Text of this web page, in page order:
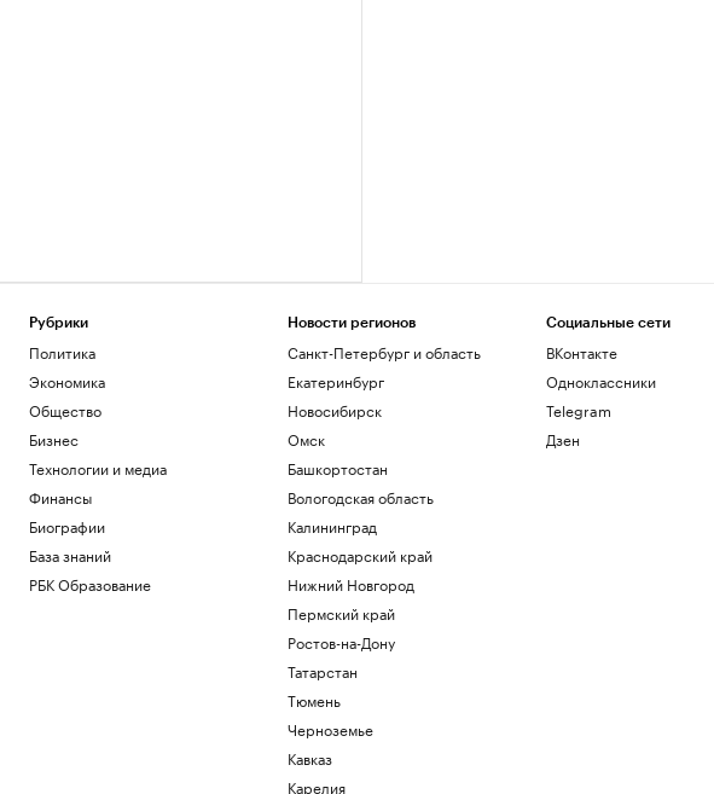
Рубрики
Политика
Экономика
Общество
Бизнес
Технологии и медиа
Финансы
Биографии
База знаний
РБК Образование
Новости регионов
Санкт-Петербург и область
Екатеринбург
Новосибирск
Омск
Башкортостан
Вологодская область
Калининград
Краснодарский край
Нижний Новгород
Пермский край
Ростов-на-Дону
Татарстан
Тюмень
Черноземье
Кавказ
Карелия
Социальные сети
ВКонтакте
Одноклассники
Telegram
Дзен